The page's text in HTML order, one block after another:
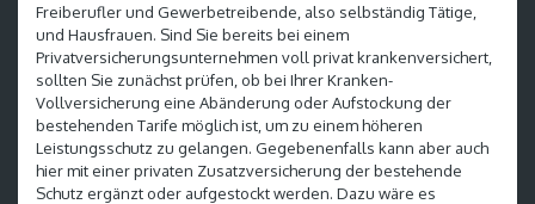
Freiberufler und Gewerbetreibende, also selbständig Tätige,
und Hausfrauen. Sind Sie bereits bei einem
Privatversicherungsunternehmen voll privat krankenversichert,
sollten Sie zunächst prüfen, ob bei Ihrer Kranken-
Vollversicherung eine Abänderung oder Aufstockung der
bestehenden Tarife möglich ist, um zu einem höheren
Leistungsschutz zu gelangen. Gegebenenfalls kann aber auch
hier mit einer privaten Zusatzversicherung der bestehende
Schutz ergänzt oder aufgestockt werden. Dazu wäre es